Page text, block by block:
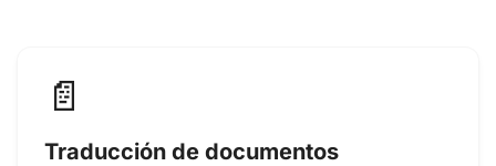
📄
Traducción de documentos